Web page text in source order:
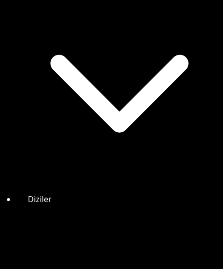
Diziler